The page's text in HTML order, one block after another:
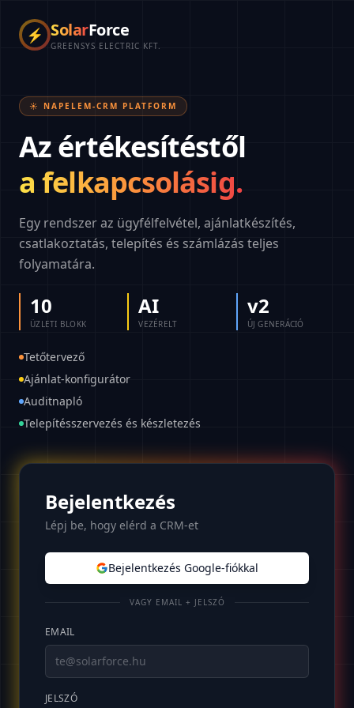
⚡ SolarForce
GREENSYS ELECTRIC KFT.
☀️ NAPELEM-CRM PLATFORM
Az értékesítéstől
a felkapcsolásig.
Egy rendszer az ügyfélfelvétel, ajánlatkészítés,
csatlakoztatás, telepítés és számlázás teljes
folyamatára.
10
ÜZLETI BLOKK
AI
VEZÉRELT
v2
ÚJ GENERÁCIÓ
Tetőtervező
Ajánlat-konfigurátor
Auditnapló
Telepítésszervezés és készletezés
Bejelentkezés
Lépj be, hogy elérd a CRM-et
Bejelentkezés Google-fiókkal
VAGY EMAIL + JELSZÓ
EMAIL
JELSZÓ